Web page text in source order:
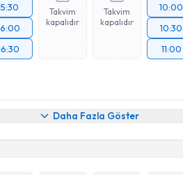
Takvim
kapalıdır
Takvim
kapalıdır
10:00
10:30
11:00
Daha Fazla Göster